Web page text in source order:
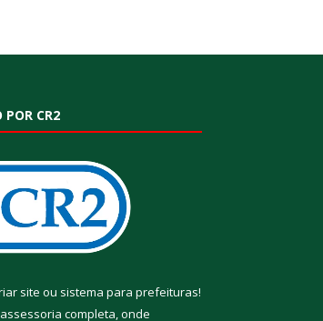
POR CR2
site ou sistema para prefeituras!
assessoria completa, onde